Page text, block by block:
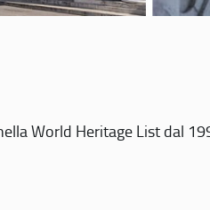
World Heritage List dal